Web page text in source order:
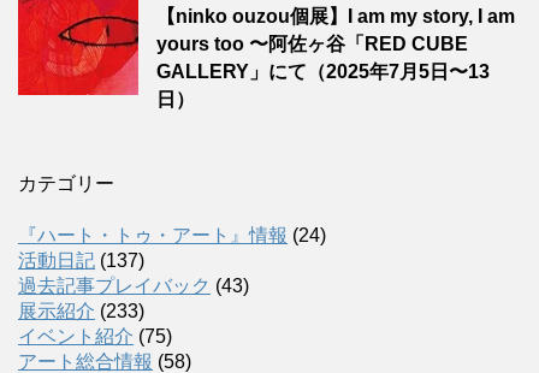
【ninko ouzou個展】I am my story, I am
yours too 〜阿佐ヶ谷「RED CUBE
GALLERY」にて（2025年7月5日〜13
日）
カテゴリー
『ハート・トゥ・アート』情報 (24)
活動日記 (137)
過去記事プレイバック (43)
展示紹介 (233)
イベント紹介 (75)
アート総合情報 (58)